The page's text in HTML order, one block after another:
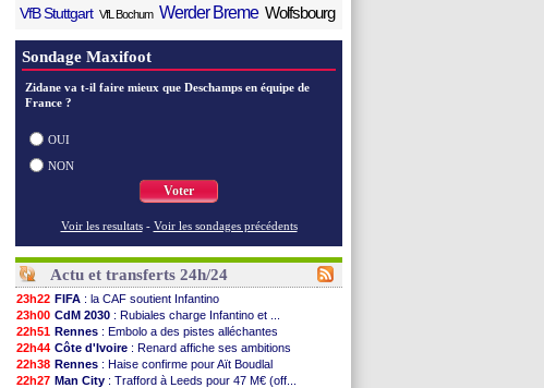
VfB Stuttgart VfL Bochum Werder Breme Wolfsbourg
Sondage Maxifoot
Zidane va t-il faire mieux que Deschamps en équipe de
France ?
OUI
NON
Voter
Voir les resultats - Voir les sondages précédents
Actu et transferts 24h/24
23h22 FIFA : la CAF soutient Infantino
23h00 CdM 2030 : Rubiales charge Infantino et ...
22h51 Rennes : Embolo a des pistes alléchantes
22h44 Côte d'Ivoire : Renard affiche ses ambitions
22h38 Rennes : Haise confirme pour Aït Boudlal
22h27 Man City : Trafford à Leeds pour 47 M€ (off...